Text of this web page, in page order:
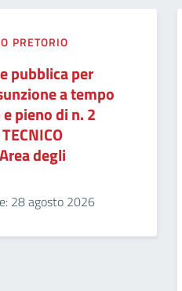
PRETORIO
pubblica per
a tempo
pieno di n. 2
degli
28 agosto 2026